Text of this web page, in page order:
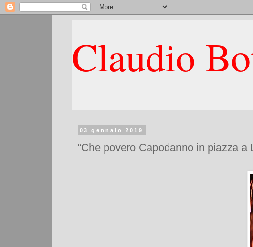
Claudio
03 gennaio 2019
“Che povero Capodanno in piazza a